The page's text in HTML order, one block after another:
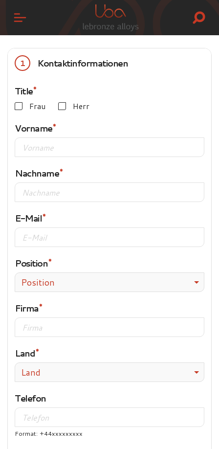
1 Kontaktinformationen
Title
Frau Herr
Vorname
Nachname
E-Mail
Position
Position
Firma
Land
Land
Telefon
Format: +44xxxxxxxxx